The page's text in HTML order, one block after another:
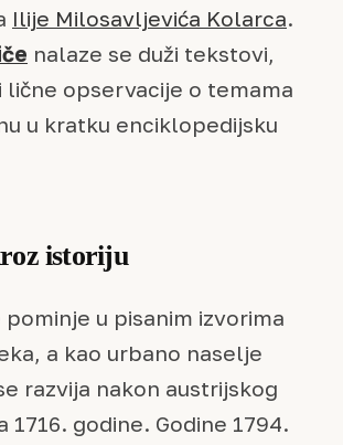
Ilije Milosavljevića Kolarca.
nalaze se duži tekstovi,
lične opservacije o temama
u kratku enciklopedijsku
istoriju
pominje u pisanim izvorima
a kao urbano naselje
razvija nakon austrijskog
1716. godine. Godine 1794.